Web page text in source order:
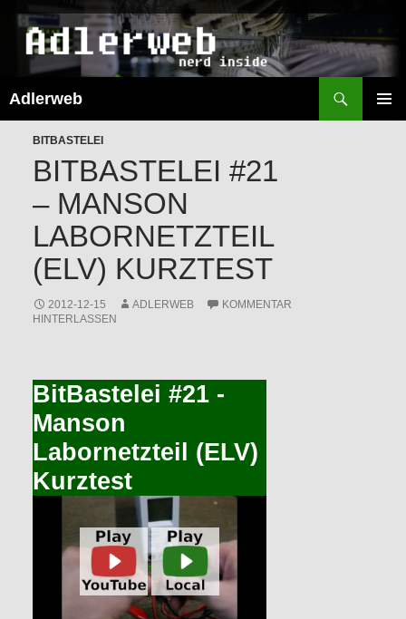
Adlerweb
SPRINGEN
BITBASTELEI
BITBASTELEI #21
– MANSON
LABORNETZTEIL
(ELV) KURZTEST
2012-12-15 ADLERWEB
KOMMENTAR
HINTERLASSEN
BitBastelei #21 -
Manson
Labornetzteil (ELV)
Kurztest